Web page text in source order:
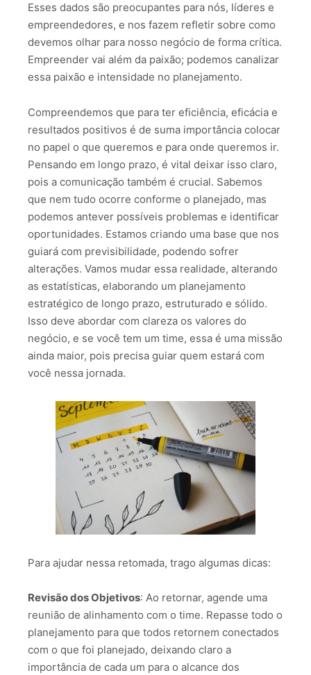
Esses dados são preocupantes para nós, líderes e
empreendedores, e nos fazem refletir sobre como
devemos olhar para nosso negócio de forma crítica.
Empreender vai além da paixão; podemos canalizar
essa paixão e intensidade no planejamento.
Compreendemos que para ter eficiência, eficácia e
resultados positivos é de suma importância colocar
no papel o que queremos e para onde queremos ir.
Pensando em longo prazo, é vital deixar isso claro,
pois a comunicação também é crucial. Sabemos
que nem tudo ocorre conforme o planejado, mas
podemos antever possíveis problemas e identificar
oportunidades. Estamos criando uma base que nos
guiará com previsibilidade, podendo sofrer
alterações. Vamos mudar essa realidade, alterando
as estatísticas, elaborando um planejamento
estratégico de longo prazo, estruturado e sólido.
Isso deve abordar com clareza os valores do
negócio, e se você tem um time, essa é uma missão
ainda maior, pois precisa guiar quem estará com
você nessa jornada.
Para ajudar nessa retomada, trago algumas dicas:
Revisão dos Objetivos: Ao retornar, agende uma
reunião de alinhamento com o time. Repasse todo o
planejamento para que todos retornem conectados
com o que foi planejado, deixando claro a
importância de cada um para o alcance dos